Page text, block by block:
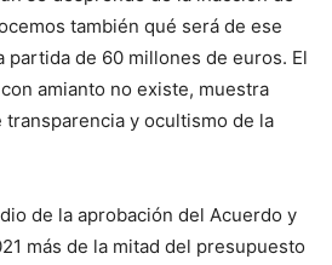
también qué será de ese
partida de 60 millones de euros. El
amianto no existe, muestra
y ocultismo de la
de la aprobación del Acuerdo y
más de la mitad del presupuesto